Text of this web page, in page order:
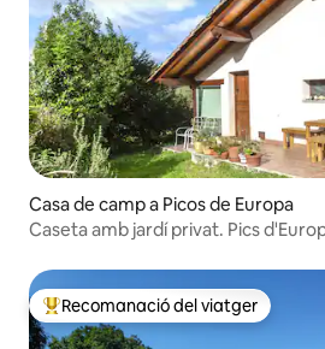
Casa de camp a Picos de Europa
Caseta amb jardí privat. Pics
Principals recomanacions dels
Recomanació del viatger